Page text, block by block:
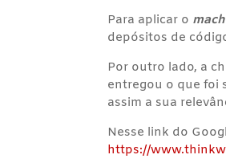
Para aplicar o
depósitos de
Por outro lado, a
entregou o que foi
assim a sua
Nesse link do
https://